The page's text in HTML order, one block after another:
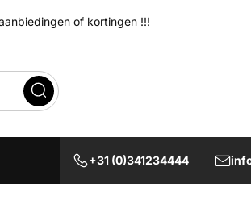
of kortingen !!!
+31 (0)341234444